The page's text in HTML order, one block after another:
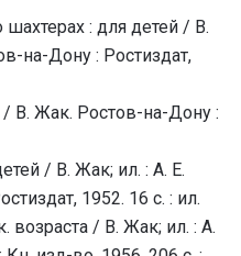
шахтерах : для детей / В.
на-Дону : Ростиздат,
/ В. Жак. Ростов-на-Дону :
/ В. Жак; ил. : А. Е.
1952. 16 с. : ил.
возраста / В. Жак; ил. : А.